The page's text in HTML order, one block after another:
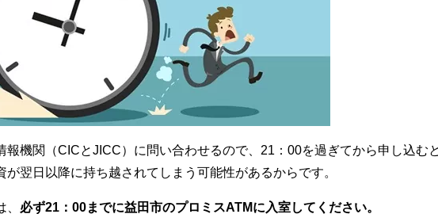
報機関（CICとJICC）に問い合わせるので、21：00を過ぎてから申し込む
翌日以降に持ち越されてしまう可能性があるからです。
必ず21：00までに益田市のプロミスATMに入室してください。